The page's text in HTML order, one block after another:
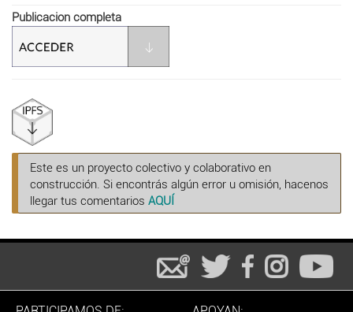
Publicacion completa
Este es un proyecto colectivo y colaborativo en
construcción. Si encontrás algún error u omisión, hacenos
llegar tus comentarios AQUÍ